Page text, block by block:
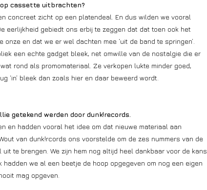
cassette uitbrachten?
concreet zicht op een platendeal. En dus wilden we vooral
eerlijkheid gebiedt ons erbij te zeggen dat dat toen ook het
en dat we er wel dachten mee ‘uit de band te springen’.
een echte gadget bleek, net omwille van de nostalgie die er
rond als promomateriaal. Ze verkopen lukte minder goed,
‘in’ bleek dan zoals hier en daar beweerd wordt.
getekend werden door dunk!records.
en hadden vooral het idee om dat nieuwe materiaal aan
van dunk!rcords ons voorstelde om de zes nummers van de
te brengen. We zijn hem nog altijd heel dankbaar voor de kans
we al een beetje de hoop opgegeven om nog een eigen
mag opgeven.